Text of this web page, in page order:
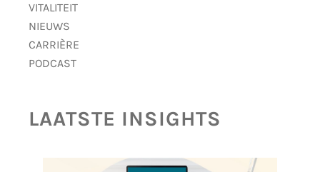
VITALITEIT
NIEUWS
CARRIÈRE
PODCAST
LAATSTE INSIGHTS